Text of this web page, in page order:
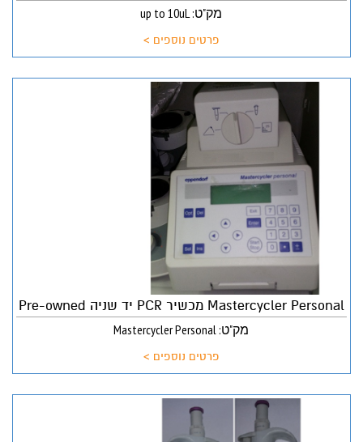
מק"ט: up to 10uL
פרטים נוספים >
Mastercycler Personal מכשיר PCR יד שניה Pre-owned
מק"ט: Mastercycler Personal
פרטים נוספים >